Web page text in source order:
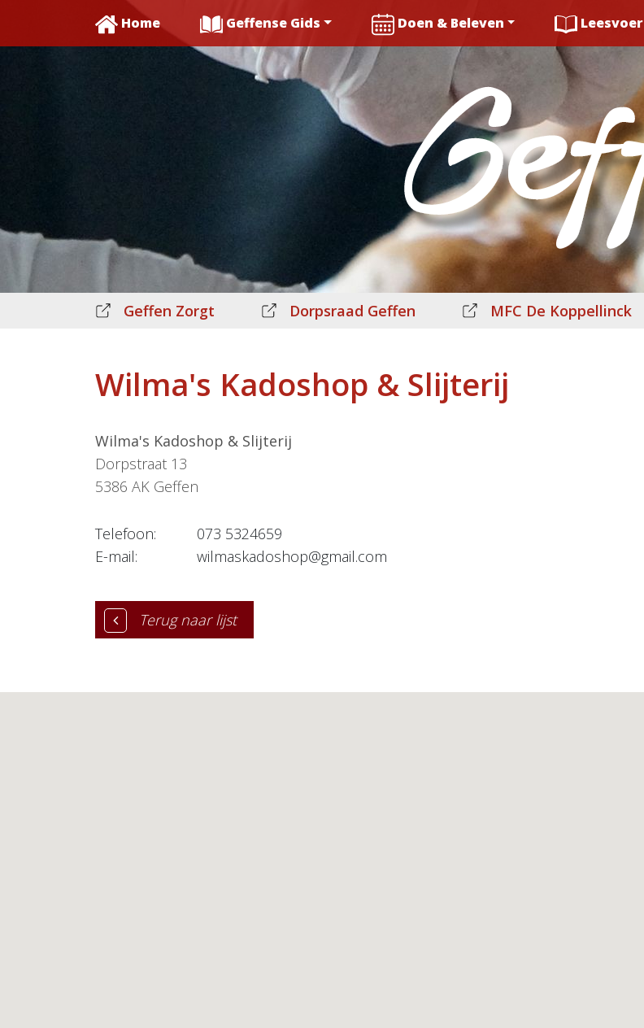
Home Geffense Gids Doen & Beleven Leesvoer
Geffen Zorgt Dorpsraad Geffen MFC De Koppellinck
Wilma's Kadoshop & Slijterij
Wilma's Kadoshop & Slijterij
Dorpstraat 13
5386 AK Geffen
Telefoon:
073 5324659
E-mail:
wilmaskadoshop@gmail.com
Terug naar lijst